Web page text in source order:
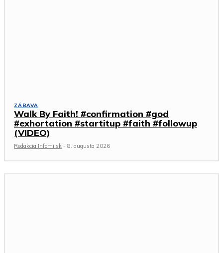
ZÁBAVA
Walk By Faith! #confirmation #god
#exhortation #startitup #faith #followup
(VIDEO)
Redakcia Infomi.sk - 8. augusta 2026